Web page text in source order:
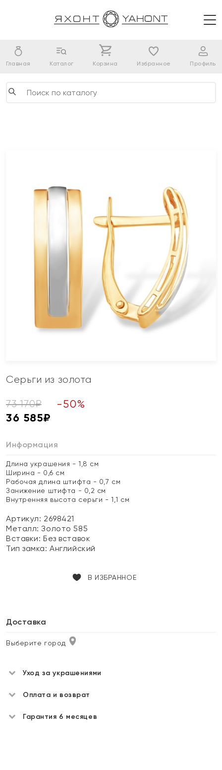
Главная Каталог Корзина Избранное Профиль
Серьги из золота
73 170₽ -50%
36 585₽
Информация
Длина украшения - 1,8 см
Ширина - 0,6 см
Рабочая длина штифта - 0,7 см
Занижение штифта - 0,2 см
Внутренняя высота серьги - 1,1 см
Артикул: 2698421
Металл:Золото 585
Вставки:Без вставок
Тип замка:Английский
В ИЗБРАННОЕ
Доставка
Выберите город
Уход за украшениями
Оплата и возврат
Гарантия 6 месяцев